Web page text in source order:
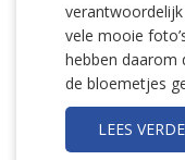
vele mooie
hebben daarom
de bloemetjes
LEES